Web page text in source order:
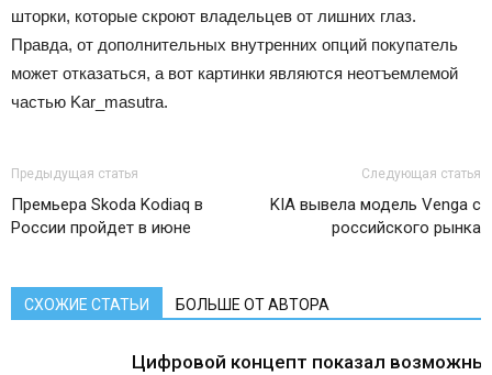
шторки, которые скроют владельцев от лишних глаз.
Правда, от дополнительных внутренних опций покупатель
может отказаться, а вот картинки являются неотъемлемой
частью Kar_masutra.
Предыдущая статья
Премьера Skoda Kodiaq в
России пройдет в июне
Следующая статья
KIA вывела модель Venga с
российского рынка
СХОЖИЕ СТАТЬИ БОЛЬШЕ ОТ АВТОРА
Цифровой концепт показал